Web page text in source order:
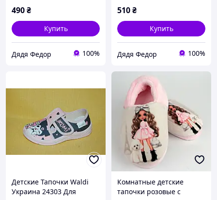
490₴
Купить
Дядя Федор 100%
510₴
Купить
Дядя Федор 100%
Детские Тапочки Waldi
Украина 24303 Для
Комнатные детские
тапочки розовые с